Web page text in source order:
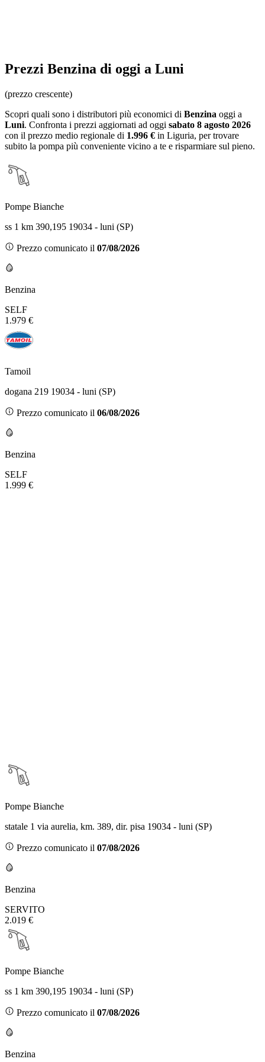
Prezzi Benzina di oggi a Luni
(prezzo crescente)
Scopri quali sono i distributori più economici di Benzina oggi a
Luni. Confronta i prezzi aggiornati ad oggi sabato 8 agosto 2026
con il prezzo medio regionale di 1.996 € in Liguria, per trovare
subito la pompa più conveniente vicino a te e risparmiare sul pieno.
Pompe Bianche
ss 1 km 390,195 19034 - luni (SP)
Prezzo comunicato il 07/08/2026
Benzina
SELF
1.979 €
Tamoil
dogana 219 19034 - luni (SP)
Prezzo comunicato il 06/08/2026
Benzina
SELF
1.999 €
Pompe Bianche
statale 1 via aurelia, km. 389, dir. pisa 19034 - luni (SP)
Prezzo comunicato il 07/08/2026
Benzina
SERVITO
2.019 €
Pompe Bianche
ss 1 km 390,195 19034 - luni (SP)
Prezzo comunicato il 07/08/2026
Benzina